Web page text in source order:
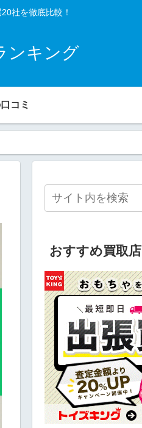
社を徹底比較！
ンキング
コミ
おすすめ買取店